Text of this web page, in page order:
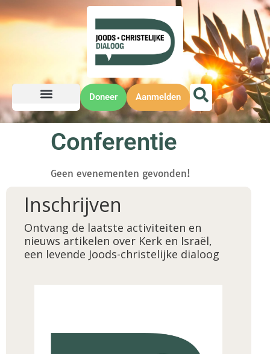
Doneer Aanmelden
Conferentie
Geen evenementen gevonden!
Inschrijven
Ontvang de laatste activiteiten en
nieuws artikelen over Kerk en Israël,
een levende Joods-christelijke dialoog